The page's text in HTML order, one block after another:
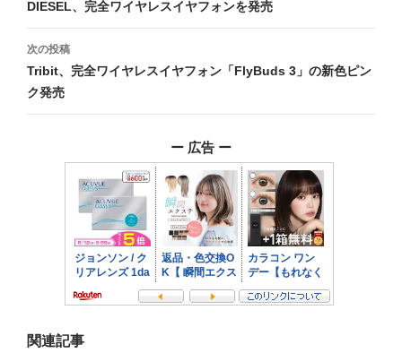
稿
ナ
ビ
ゲ
DIESEL、完全ワイヤレスイヤフォンを発売
次の投稿
Tribit、完全ワイヤレスイヤフォン「FlyBuds 3」の新色ピン
ク発売
ー 広告 ー
関連記事